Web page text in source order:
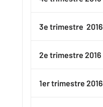
3e trimestre 2016
2e trimestre 2016
1ertrimestre 2016